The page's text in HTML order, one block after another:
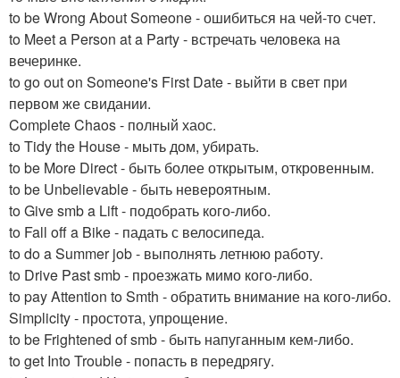
to be Wrong About Someone - ошибиться на чей-то счет.
to Meet a Person at a Party - встречать человека на
вечеринке.
to go out on Someone's First Date - выйти в свет при
первом же свидании.
Complete Chaos - полный хаос.
to Tidy the House - мыть дом, убирать.
to be More Direct - быть более открытым, откровенным.
to be Unbelievable - быть невероятным.
to Give smb a Lift - подобрать кого-либо.
to Fall off a Bike - падать с велосипеда.
to do a Summer job - выполнять летнюю работу.
to Drive Past smb - проезжать мимо кого-либо.
to pay Attention to Smth - обратить внимание на кого-либо.
Simplicity - простота, упрощение.
to be Frightened of smb - быть напуганным кем-либо.
to get Into Trouble - попасть в передрягу.